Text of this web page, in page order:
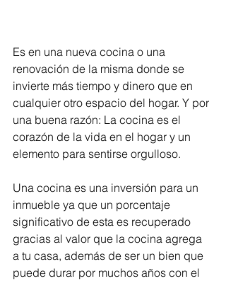
Es en una nueva cocina o una
renovación de la misma donde se
invierte más tiempo y dinero que en
cualquier otro espacio del hogar. Y por
una buena razón: La cocina es el
corazón de la vida en el hogar y un
elemento para sentirse orgulloso.
Una cocina es una inversión para un
inmueble ya que un porcentaje
significativo de esta es recuperado
gracias al valor que la cocina agrega
a tu casa, además de ser un bien que
puede durar por muchos años con el